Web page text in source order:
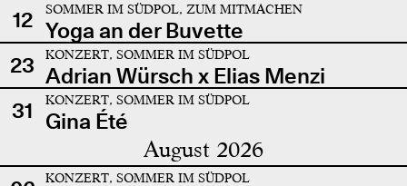
12 SOMMER IM SÜDPOL, ZUM MITMACHEN
Yoga an der Buvette
23
KONZERT, SOMMER IM SÜDPOL
Adrian Würsch x Elias Menzi
31
KONZERT, SOMMER IM SÜDPOL
Gina Été
August 2026
KONZERT, SOMMER IM SÜDPOL